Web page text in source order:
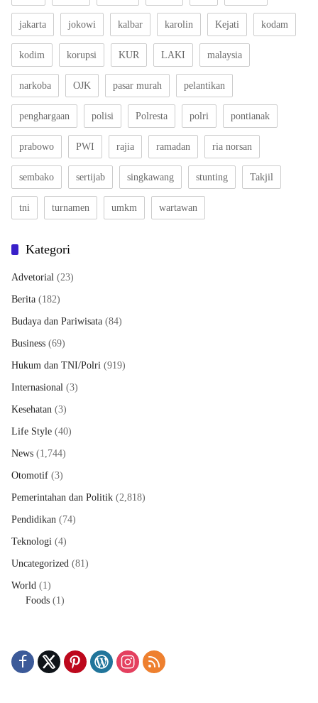
jakarta jokowi kalbar karolin Kejati kodam
kodim korupsi KUR LAKI malaysia
narkoba OJK pasar murah pelantikan
penghargaan polisi Polresta polri pontianak
prabowo PWI rajia ramadan ria norsan
sembako sertijab singkawang stunting Takjil
tni turnamen umkm wartawan
Kategori
Advetorial (23)
Berita (182)
Budaya dan Pariwisata (84)
Business (69)
Hukum dan TNI/Polri (919)
Internasional (3)
Kesehatan (3)
Life Style (40)
News (1,744)
Otomotif (3)
Pemerintahan dan Politik (2,818)
Pendidikan (74)
Teknologi (4)
Uncategorized (81)
World (1)
Foods (1)